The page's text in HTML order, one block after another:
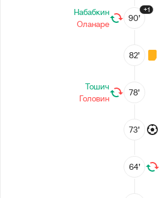
90’
+1
Набабкин
Оланаре
82’
78’
Тошич
Головин
73’
64’